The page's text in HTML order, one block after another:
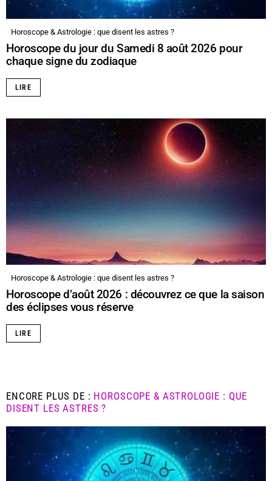
Horoscope & Astrologie : que disent les astres ?
Horoscope du jour du Samedi 8 août 2026 pour
chaque signe du zodiaque
LIRE
Horoscope & Astrologie : que disent les astres ?
Horoscope d’août 2026 : découvrez ce que la saison
des éclipses vous réserve
LIRE
ENCORE PLUS DE : HOROSCOPE & ASTROLOGIE : QUE
DISENT LES ASTRES ?